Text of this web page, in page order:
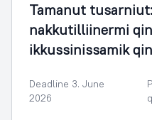
Tamanut
nakkutilliinermi
ikkussinissamik
Deadline 3. June
2026